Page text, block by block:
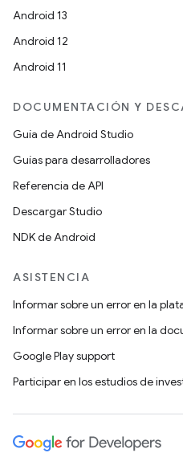
Android 13
Android 12
Android 11
DOCUMENTACIÓN Y
Guía de Android Studio
Guías para desarrolladores
Referencia de API
Descargar Studio
NDK de Android
ASISTENCIA
Informar sobre un error en la
Informar sobre un error en la
Google Play support
Participar en los estudios de